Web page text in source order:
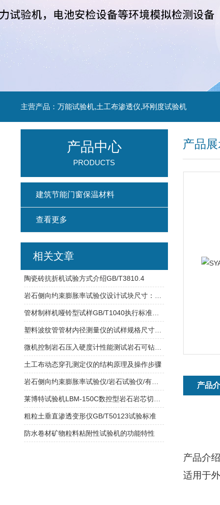
主营产品：万能试验机,土工布渗透仪,环刚度试验机
产品
产品
产品介绍
适用于
产品中心
PRODUCTS
建筑节能门窗保温材料
查看更多
相关文章
陶瓷砖抗折机试验方式介绍GB/T3810.4
土工布动态穿孔测定仪的结构原理及操作步骤
粗粒土垂直渗透变形仪GB/T50123试验标准
防水卷材矿物粒料粘附性试验机的功能特性